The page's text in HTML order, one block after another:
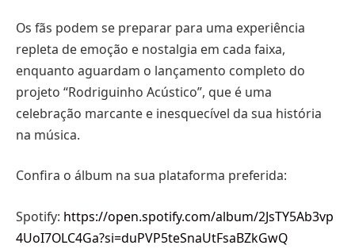
Os fãs podem se preparar para uma experiência
repleta de emoção e nostalgia em cada faixa,
enquanto aguardam o lançamento completo do
projeto “Rodriguinho Acústico”, que é uma
celebração marcante e inesquecível da sua história
na música.
Confira o álbum na sua plataforma preferida:
Spotify: https://open.spotify.com/album/2JsTY5Ab3vp
4UoI7OLC4Ga?si=duPVP5teSnaUtFsaBZkGwQ